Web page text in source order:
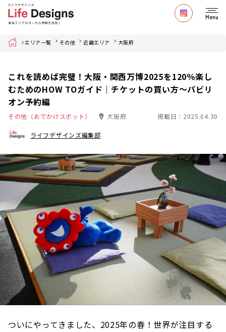
Menu
Home エリア一覧 その他 近畿エリア 大阪府
これを読めば完璧！大阪・関西万博2025を120％楽し
むためのHOW TOガイド｜チケットの買い方〜パビリ
オン予約編
その他（おでかけスポット） 大阪府 掲載日：2025.04.30
ライフデザインズ編集部
ついにやってきました、2025年の春！世界が注目する